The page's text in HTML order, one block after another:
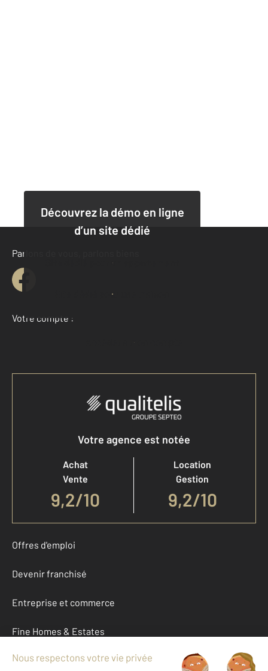
Découvrez la démo en ligne
d’un site dédié
Site dédié pour un appartement
Site dédié pour une maison
Parlons de vous, parlons biens
Votre compte :
Accéder à mon compte
Votre agence est notée
Achat
Vente
9,2/10
Location
Gestion
9,2/10
Offres d'emploi
Devenir franchisé
Entreprise et commerce
Fine Homes & Estates
À propos